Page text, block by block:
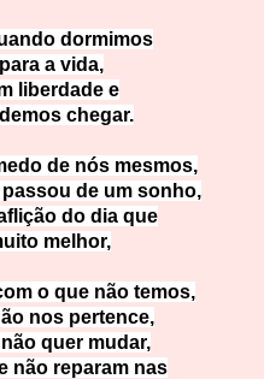
dormimos
a vida,
liberdade e
chegar.
de nós mesmos,
de um sonho,
do dia que
melhor,
o que não temos,
nos pertence,
quer mudar,
não reparam nas